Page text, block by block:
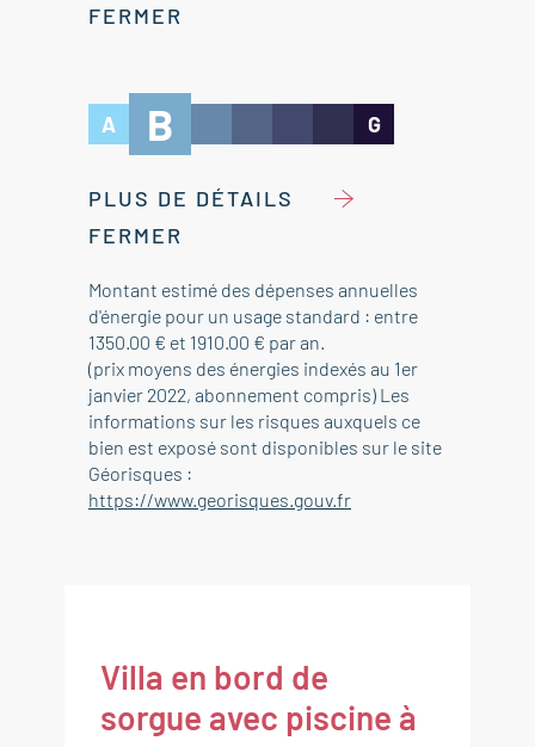
FERMER
A B G
PLUS DE DÉTAILS
FERMER
Montant estimé des dépenses annuelles
d'énergie pour un usage standard : entre
1350.00 € et 1910.00 € par an.
(prix moyens des énergies indexés au 1er
janvier 2022, abonnement compris) Les
informations sur les risques auxquels ce
bien est exposé sont disponibles sur le site
Géorisques :
https://www.georisques.gouv.fr
Villa en bord de
sorgue avec piscine à